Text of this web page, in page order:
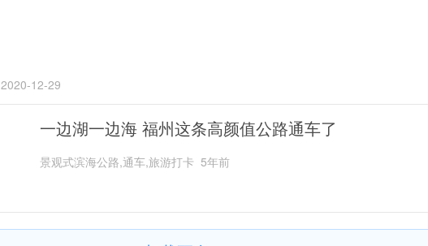
2020-12-29
一边湖一边海 福州这条高颜值公路通车了
景观式滨海公路,通车,旅游打卡 5年前